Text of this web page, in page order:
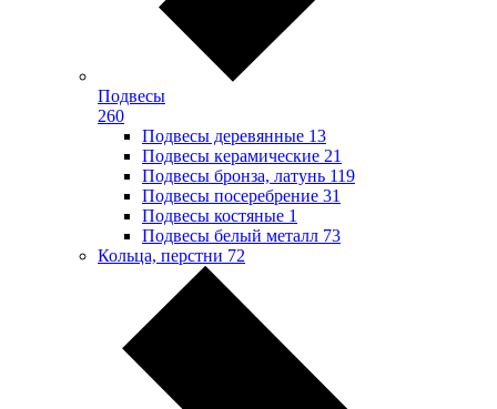
Подвесы
260
Подвесы деревянные 13
Подвесы керамические 21
Подвесы бронза, латунь 119
Подвесы посеребрение 31
Подвесы костяные 1
Подвесы белый металл 73
Кольца, перстни 72